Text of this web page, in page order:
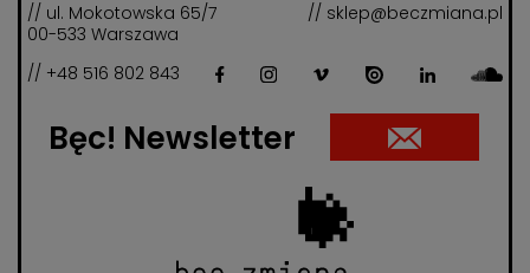
// ul. Mokotowska 65/7
00-533 Warszawa
// sklep@beczmiana.pl
// +48 516 802 843
Bęc! Newsletter